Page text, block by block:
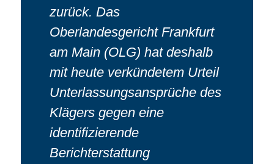
zurück. Das
Oberlandesgericht Frankfurt
am Main (OLG) hat deshalb
mit heute verkündetem Urteil
Unterlassungsansprüche des
Klägers gegen eine
identifizierende
Berichterstattung